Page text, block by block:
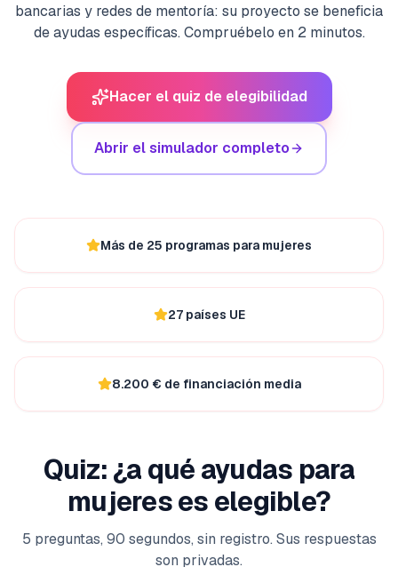
bancarias y redes de mentoría: su proyecto se beneficia
de ayudas específicas. Compruébelo en 2 minutos.
Hacer el quiz de elegibilidad
Abrir el simulador completo
Más de 25 programas para mujeres
27 países UE
8.200 € de financiación media
Quiz: ¿a qué ayudas para
mujeres es elegible?
5 preguntas, 90 segundos, sin registro. Sus respuestas
son privadas.